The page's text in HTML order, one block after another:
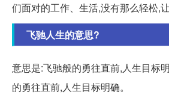
们面对的工作、生活,没有那么轻松,
飞驰人生的意思?
意思是:飞驰般的勇往直前,人生目标
的勇往直前,人生目标明确。